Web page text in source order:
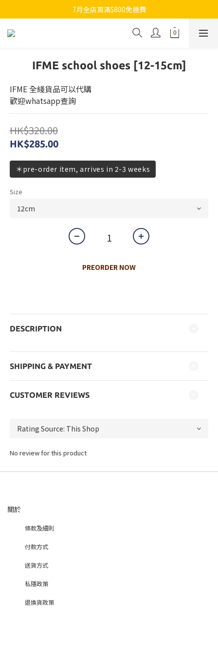
7月全店買滿$800免運費
7月全店買滿$800免運費
歡迎whatsapp查詢各類型日本代購
IFME school shoes [12-15cm]
IFME 全綫貨品可以代購
歡迎whatsapp查詢
HK$320.00
HK$285.00
＊pre-order item, arrives in 2-3 weeks
Size
PREORDER NOW
DESCRIPTION
SHIPPING & PAYMENT
CUSTOMER REVIEWS
No review for this product
關於
條款及細則
付款方式
送貨方式
私隱政策
退換貨政策